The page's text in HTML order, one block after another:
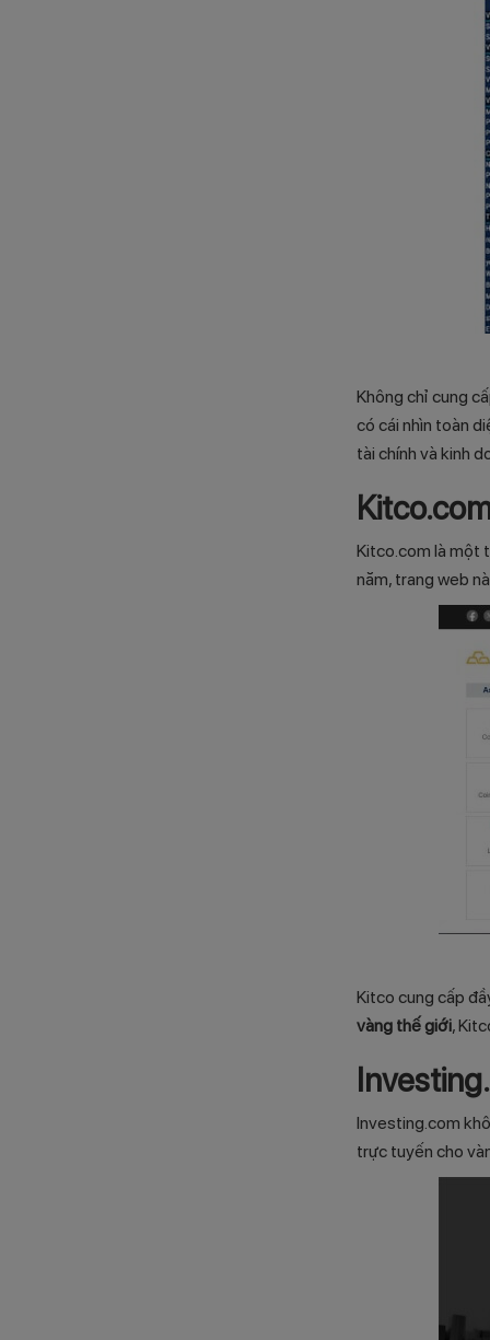
Không chỉ cung
có cái nhìn toàn
tài chính và kinh
Kitco.com là một
năm, trang web
Kitco cung cấp
vàng thế giới,
Investing.com
trực tuyến cho